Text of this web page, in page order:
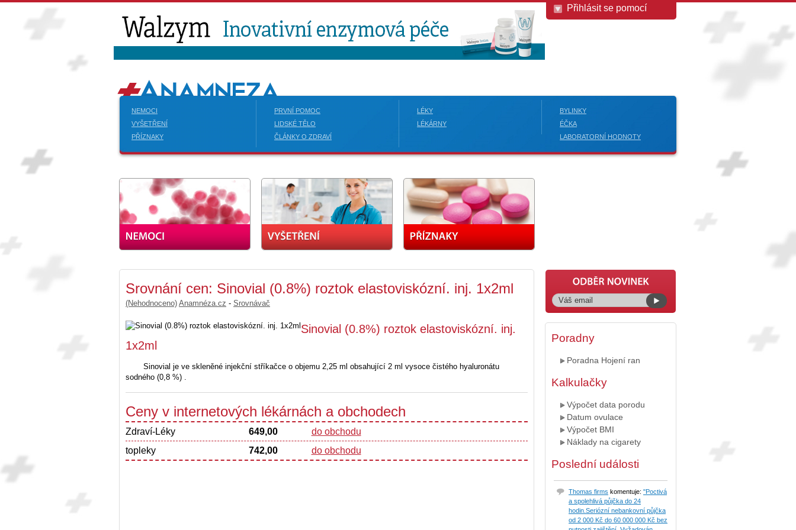
Přihlásit se pomocí
NEMOCI
VYŠETŘENÍ
PŘÍZNAKY
PRVNÍ POMOC
LIDSKÉ TĚLO
ČLÁNKY O ZDRAVÍ
LÉKY
LÉKÁRNY
BYLINKY
ÉČKA
LABORATORNÍ HODNOTY
Srovnání cen: Sinovial (0.8%) roztok elastoviskózní. inj. 1x2ml
(Nehodnoceno) Anamnéza.cz - Srovnávač
Sinovial (0.8%) roztok elastoviskózní. inj.
1x2ml
Sinovial je ve skleněné injekční stříkačce o objemu 2,25 ml obsahující 2 ml vysoce čistého hyaluronátu
sodného (0,8 %) .
Ceny v internetových lékárnách a obchodech
Zdraví-Léky 649,00
do obchodu
topleky
742,00 do obchodu
Poradny
Poradna Hojení ran
Kalkulačky
Výpočet data porodu
Datum ovulace
Výpočet BMI
Náklady na cigarety
Poslední události
Thomas firms komentuje: "Poctivá
a spolehlivá půjčka do 24
hodin.Seriózní nebankovní půjčka
od 2 000 Kč do 60 000 000 Kč bez